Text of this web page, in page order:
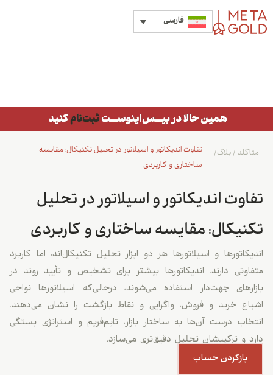
فارسی
تفاوت اندیکاتور و اسیلاتور در تحلیل تکنیکال: مقایسه
ساختاری و کاربردی
متاگلد /بلاگ/
تفاوت اندیکاتور و اسیلاتور در تحلیل
تکنیکال: مقایسه ساختاری و کاربردی
اندیکاتورها و اسیلاتورها هر دو ابزار تحلیل تکنیکال‌اند، اما کاربرد
متفاوتی دارند. اندیکاتورها بیشتر برای تشخیص و تأیید روند در
بازارهای جهت‌دار استفاده می‌شوند، درحالی‌که اسیلاتورها نواحی
اشباع خرید و فروش، واگرایی و نقاط بازگشت را نشان می‌دهند.
انتخاب درست آن‌ها به ساختار بازار، تایم‌فریم و استراتژی بستگی
دارد و ترکیبشان تحلیل دقیق‌تری می‌سازد.
بازکردن حساب